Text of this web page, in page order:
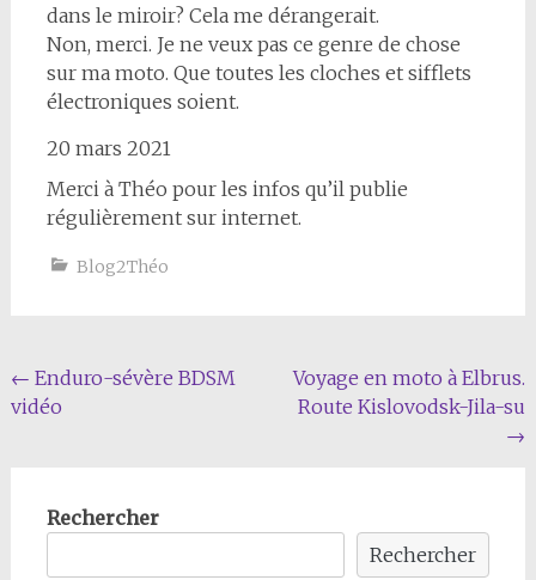
dans le miroir? Cela me dérangerait.
Non, merci. Je ne veux pas ce genre de chose
sur ma moto. Que toutes les cloches et sifflets
électroniques soient.
20 mars 2021
Merci à Théo pour les infos qu’il publie
régulièrement sur internet.
Blog2Théo
Navigation
de
← Enduro-sévère BDSM
vidéo
Voyage en moto à Elbrus.
Route Kislovodsk-Jila-su
→
Rechercher
Rechercher